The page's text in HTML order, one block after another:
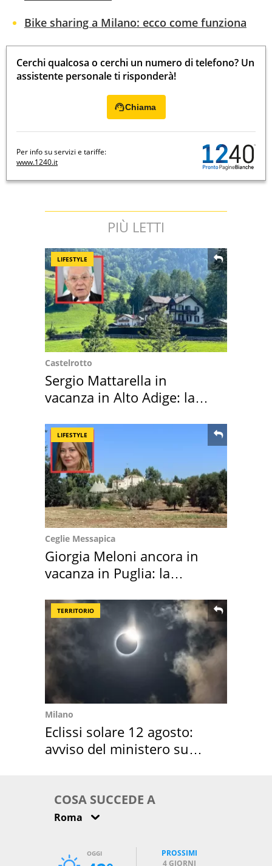
Bike sharing a Milano: ecco come funziona
Cerchi qualcosa o cerchi un numero di telefono? Un
assistente personale ti risponderà!
Chiama
Per info su servizi e tariffe:
www.1240.it
PIÙ LETTI
LIFESTYLE
Castelrotto
Sergio Mattarella in
vacanza in Alto Adige: la
LIFESTYLE
Ceglie Messapica
Giorgia Meloni ancora in
vacanza in Puglia: la
TERRITORIO
Milano
Eclissi solare 12 agosto:
avviso del ministero su